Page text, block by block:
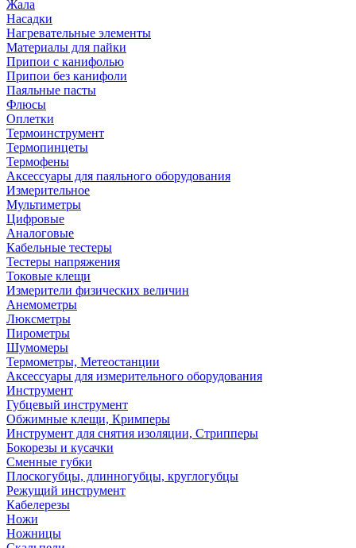
Жала
Насадки
Нагревательные элементы
Материалы для пайки
Припои с канифолью
Припои без канифоли
Паяльные пасты
Флюсы
Оплетки
Термоинструмент
Термопинцеты
Термофены
Аксессуары для паяльного оборудования
Измерительное
Мультиметры
Цифровые
Аналоговые
Кабельные тестеры
Тестеры напряжения
Токовые клещи
Измерители физических величин
Анемометры
Люксметры
Пирометры
Шумомеры
Термометры, Метеостанции
Аксессуары для измерительного оборудования
Инструмент
Губцевый инструмент
Обжимные клещи, Кримперы
Инструмент для снятия изоляции, Стрипперы
Бокорезы и кусачки
Сменные губки
Плоскогубцы, длинногубцы, круглогубцы
Режущий инструмент
Кабелерезы
Ножи
Ножницы